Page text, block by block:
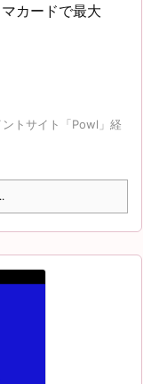
カードで最大
トサイト「Powl」経